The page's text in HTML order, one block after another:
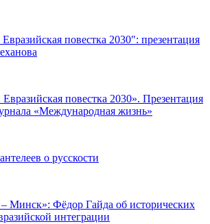
повестка 2030": презентация
Евразийская повестка 2030». Презентация
«Международная жизнь»
о русскости
– Минск»: Фёдор Гайда об исторических
интеграции